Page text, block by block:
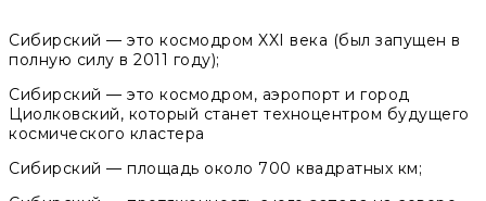
Сибирский — это космодром XXI века (был запущен в
полную силу в 2011 году);
Сибирский — это космодром, аэропорт и город
Циолковский, который станет техноцентром будущего
космического кластера
Сибирский — площадь около 700 квадратных км;